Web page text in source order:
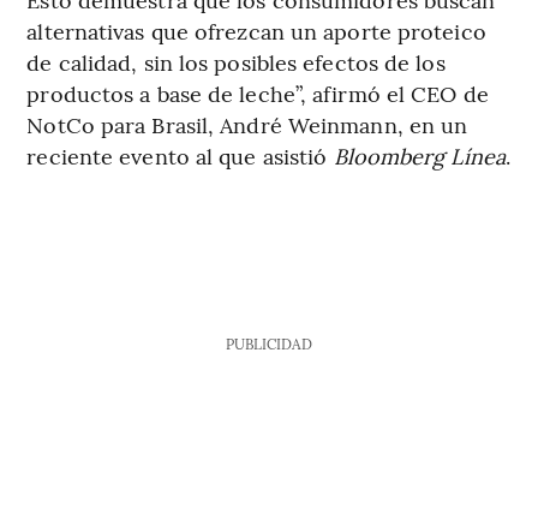
alternativas que ofrezcan un aporte proteico
de calidad, sin los posibles efectos de los
productos a base de leche”, afirmó el CEO de
NotCo para Brasil, André Weinmann, en un
reciente evento al que asistió Bloomberg Línea.
PUBLICIDAD